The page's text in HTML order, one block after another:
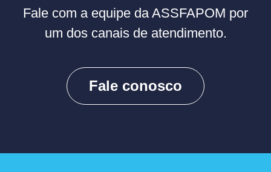
Fale com a equipe da ASSFAPOM por
um dos canais de atendimento.
Fale conosco